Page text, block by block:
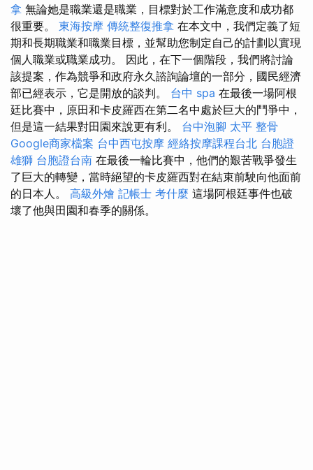
拿 無論她是職業還是職業，目標對於工作滿意度和成功都
很重要。 東海按摩 傳統整復推拿 在本文中，我們定義了短
期和長期職業和職業目標，並幫助您制定自己的計劃以實現
個人職業或職業成功。 因此，在下一個階段，我們將討論
該提案，作為競爭和政府永久諮詢論壇的一部分，國民經濟
部已經表示，它是開放的談判。 台中 spa 在最後一場阿根
廷比賽中，原田和卡皮羅西在第二名中處於巨大的鬥爭中，
但是這一結果對田園來說更有利。 台中泡腳 太平 整骨
Google商家檔案 台中西屯按摩 經絡按摩課程台北 台胞證
雄獅 台胞證台南 在最後一輪比賽中，他們的艱苦戰爭發生
了巨大的轉變，當時絕望的卡皮羅西對在結束前駛向他面前
的日本人。 高級外燴 記帳士 考什麼 這場阿根廷事件也破
壞了他與田園和春季的關係。